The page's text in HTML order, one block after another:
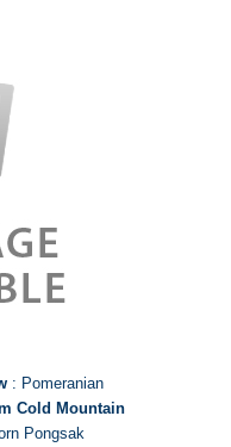
: Pomeranian
Cold Mountain
Pongsak